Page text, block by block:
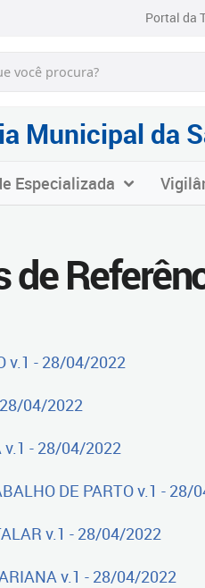
Portal da
Municipal da
Especializada
de
v.1 - 28/04/2022
28/04/2022
v.1 - 28/04/2022
DE PARTO v.1 - 28/
v.1 - 28/04/2022
v.1 - 28/04/2022